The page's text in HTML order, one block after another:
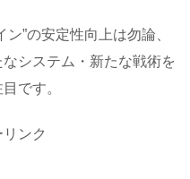
”の安定性向上は勿論、
システム・新たな戦術を
です。
ンク